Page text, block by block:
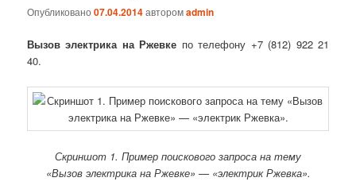
Опубликовано07.04.2014авторомadmin
Вызов электрика на Ржевке по телефону +7 (812) 922 21
40.
Скриншот 1. Пример поискового запроса на тему
«Вызов электрика на Ржевке» — «электрик Ржевка».